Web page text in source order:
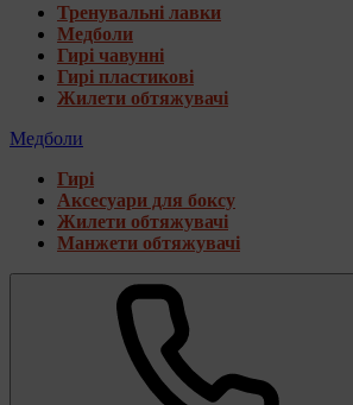
Тренувальні лавки
Медболи
Гирі чавунні
Гирі пластикові
Жилети обтяжувачі
Медболи
Гирі
Аксесуари для боксу
Жилети обтяжувачі
Манжети обтяжувачі